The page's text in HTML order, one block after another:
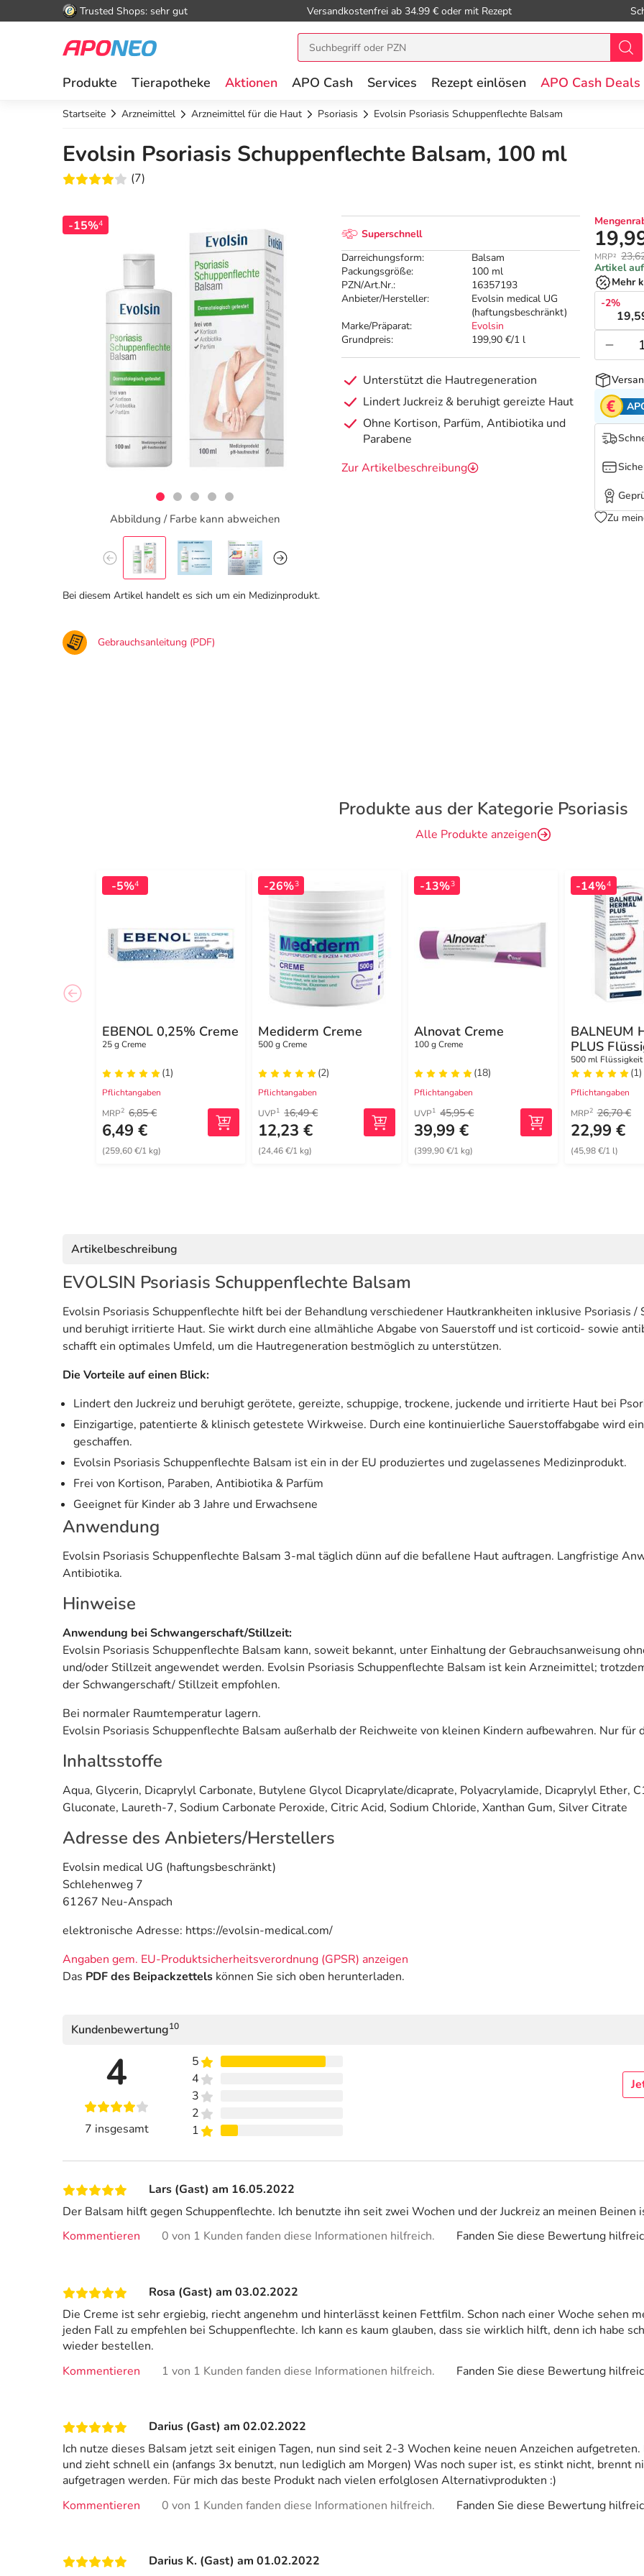
Trusted Shops: sehr gut Versandkostenfrei ab 34.99 € oder mit Rezept
Produkte Tierapotheke Aktionen APO Cash Services Rezept einlösen APO Cash Deals
Startseite Arzneimittel Arzneimittel für die Haut Psoriasis Evolsin Psoriasis Schuppenflechte Balsam
Evolsin Psoriasis Schuppenflechte Balsam, 100 ml
(7)
-15%4
Abbildung / Farbe kann abweichen
Superschnell
Darreichungsform:
Balsam
Packungsgröße:
100 ml
PZN/Art.Nr.:
16357193
Anbieter/Hersteller:
Evolsin medical UG
(haftungsbeschränkt)
Marke/Präparat:
Evolsin
Grundpreis:
199,90 €/1 l
Unterstützt die Hautregeneration
Lindert Juckreiz & beruhigt gereizte Haut
Ohne Kortison, Parfüm, Antibiotika und
Parabene
Zur Artikelbeschreibung
MRP²
Artikel
Mehr
-2%
Zu
Bei diesem Artikel handelt es sich um ein Medizinprodukt.
Gebrauchsanleitung (PDF)
Produkte aus der Kategorie Psoriasis
Alle Produkte anzeigen
-5%4
EBENOL 0,25% Creme
25 g Creme
(1)
Pflichtangaben
MRP2 6,85 €
6,49 €
(259,60 €/1 kg)
-26%3
Mediderm Creme
500 g Creme
(2)
Pflichtangaben
UVP1 16,49 €
12,23 €
(24,46 €/1 kg)
-13%3
Alnovat Creme
100 g Creme
(18)
Pflichtangaben
UVP1 45,95 €
39,99 €
(399,90 €/1 kg)
-14%4
BALNEUM
PLUS
Badezusatz
500 ml Flüssigkeit
(1)
Pflichtangaben
MRP2 26,70 €
22,99 €
(45,98 €/1 l)
Artikelbeschreibung
EVOLSIN Psoriasis Schuppenflechte Balsam
Evolsin Psoriasis Schuppenflechte hilft bei der Behandlung verschiedener Hautkrankheiten inklusive Psoriasis /
und beruhigt irritierte Haut. Sie wirkt durch eine allmähliche Abgabe von Sauerstoff und ist corticoid- sowie
schafft ein optimales Umfeld, um die Hautregeneration bestmöglich zu unterstützen.
Die Vorteile auf einen Blick:
Lindert den Juckreiz und beruhigt gerötete, gereizte, schuppige, trockene, juckende und irritierte Haut bei
Einzigartige, patentierte & klinisch getestete Wirkweise. Durch eine kontinuierliche Sauerstoffabgabe wird
geschaffen.
Evolsin Psoriasis Schuppenflechte Balsam ist ein in der EU produziertes und zugelassenes Medizinprodukt.
Frei von Kortison, Paraben, Antibiotika & Parfüm
Geeignet für Kinder ab 3 Jahre und Erwachsene
Anwendung
Evolsin Psoriasis Schuppenflechte Balsam 3-mal täglich dünn auf die befallene Haut auftragen. Langfristige
Antibiotika.
Hinweise
Anwendung bei Schwangerschaft/Stillzeit:
Evolsin Psoriasis Schuppenflechte Balsam kann, soweit bekannt, unter Einhaltung der Gebrauchsanweisung
und/oder Stillzeit angewendet werden. Evolsin Psoriasis Schuppenflechte Balsam ist kein Arzneimittel;
der Schwangerschaft/ Stillzeit empfohlen.
Bei normaler Raumtemperatur lagern.
Evolsin Psoriasis Schuppenflechte Balsam außerhalb der Reichweite von kleinen Kindern aufbewahren. Nur für
Inhaltsstoffe
Aqua, Glycerin, Dicaprylyl Carbonate, Butylene Glycol Dicaprylate/dicaprate, Polyacrylamide, Dicaprylyl Ether,
Gluconate, Laureth-7, Sodium Carbonate Peroxide, Citric Acid, Sodium Chloride, Xanthan Gum, Silver Citrate
Adresse des Anbieters/Herstellers
Evolsin medical UG (haftungsbeschränkt)
Schlehenweg 7
61267 Neu-Anspach
elektronische Adresse: https://evolsin-medical.com/
Angaben gem. EU-Produktsicherheitsverordnung (GPSR) anzeigen
Das PDF des Beipackzettels können Sie sich oben herunterladen.
Kundenbewertung10
4
7 insgesamt
5
4
3
2
1
Lars (Gast) am 16.05.2022
Der Balsam hilft gegen Schuppenflechte. Ich benutzte ihn seit zwei Wochen und der Juckreiz an meinen
Kommentieren
0 von 1 Kunden fanden diese Informationen hilfreich. Fanden Sie diese Bewertung
Rosa (Gast) am 03.02.2022
Die Creme ist sehr ergiebig, riecht angenehm und hinterlässt keinen Fettfilm. Schon nach einer Woche sehen
jeden Fall zu empfehlen bei Schuppenflechte. Ich kann es kaum glauben, dass sie wirklich hilft, denn ich habe
wieder bestellen.
Kommentieren
1 von 1 Kunden fanden diese Informationen hilfreich. Fanden Sie diese Bewertung
Darius (Gast) am 02.02.2022
Ich nutze dieses Balsam jetzt seit einigen Tagen, nun sind seit 2-3 Wochen keine neuen Anzeichen
und zieht schnell ein (anfangs 3x benutzt, nun lediglich am Morgen) Was noch super ist, es stinkt nicht, brennt
aufgetragen werden. Für mich das beste Produkt nach vielen erfolglosen Alternativprodukten :)
Kommentieren
0 von 1 Kunden fanden diese Informationen hilfreich. Fanden Sie diese Bewertung
Darius K. (Gast) am 01.02.2022